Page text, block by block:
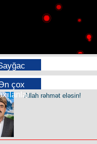
çox
Allah rəhmət eləsin!